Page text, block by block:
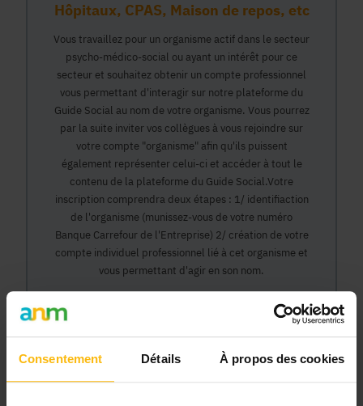
Consentement Détails À propos des cookies
Hôpitaux, CPAS, Maison de repos, etc
Vous travaillez pour un organisme actif dans le secteur
psycho-médico-social ou ayant un intérêt pour ce
secteur et souhaitez obtenir un compte professionnel
vous permettant d'interagir sur notre plateforme du
Guide Social au nom de votre organisme. Vous pourrez
par la suite inviter vos collègues à vous rejoindre sur
votre compte "organisme" afin qu'ils puissent
également représenter celui-ci et accéder à tout le
contenu de la plateforme du Guide Social.Votre
inscription comprendra deux étapes : 1/ identifiaction
de l'organisme (munissez-vous de votre numéro
Banque Carrefour de l'Entreprise) 2/ création de votre
compte individuel professionnel lié à cet organisme et
vous permettant d'agir en son nom.